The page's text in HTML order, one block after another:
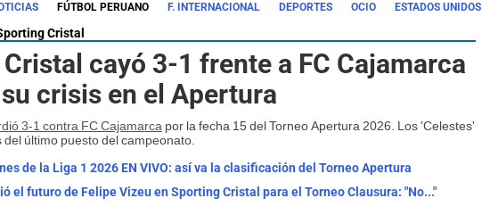
FÚTBOL PERUANO F. INTERNACIONAL DEPORTES OCIO ESTADOS UNIDOS
Cristal
cayó 3-1 frente a FC Cajamarca
crisis en el Apertura
3-1 contra FC Cajamarca por la fecha 15 del Torneo Apertura 2026. Los 'Celestes'
último puesto del campeonato.
de la Liga 1 2026 EN VIVO: así va la clasificación del Torneo Apertura
el futuro de Felipe Vizeu en Sporting Cristal para el Torneo Clausura: "No..."